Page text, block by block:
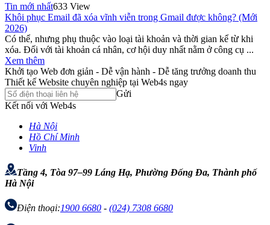
Tin mới nhất633 View
Khôi phục Email đã xóa vĩnh viễn trong Gmail được không? (Mới
2026)
Có thể, nhưng phụ thuộc vào loại tài khoản và thời gian kể từ khi
xóa. Đối với tài khoản cá nhân, cơ hội duy nhất nằm ở công cụ ...
Xem thêm
Khởi tạo Web đơn giản - Dễ vận hành - Dễ tăng trưởng doanh thu
Thiết kế Website chuyên nghiệp tại Web4s ngay
Gửi
Kết nối với Web4s
Hà Nội
Hồ Chí Minh
Vinh
Tầng 4, Tòa 97–99 Láng Hạ, Phường Đống Đa, Thành phố
Hà Nội
Điện thoại:1900 6680 - (024) 7308 6680